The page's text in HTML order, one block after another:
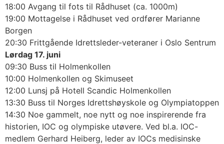
18:00 Avgang til fots til Rådhuset (ca. 1000m)
19:00 Mottagelse i Rådhuset ved ordfører Marianne
Borgen
20:30 Frittgående Idrettsleder-veteraner i Oslo Sentrum
Lørdag 17. juni
09:30 Buss til Holmenkollen
10:00 Holmenkollen og Skimuseet
12:00 Lunsj på Hotell Scandic Holmenkollen
13:30 Buss til Norges Idrettshøyskole og Olympiatoppen
14:30 Noe gammelt, noe nytt og noe inspirerende fra
historien, IOC og olympiske utøvere. Ved bl.a. IOC-
medlem Gerhard Heiberg, leder av IOCs medisinske